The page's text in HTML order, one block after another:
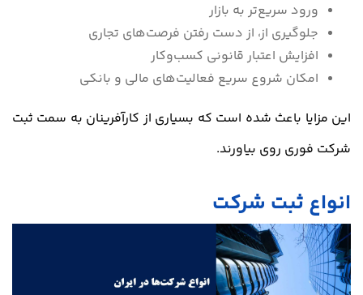
ورود سریع‌تر به بازار
جلوگیری از، از دست رفتن فرصت‌های تجاری
افزایش اعتبار قانونی کسب‌وکار
امکان شروع سریع فعالیت‌های مالی و بانکی
این مزایا باعث شده است که بسیاری از کارآفرینان به سمت ثبت
شرکت فوری روی بیاورند.
انواع ثبت شرکت